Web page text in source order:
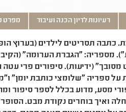
רעיונות לדיון הכנה ועיבוד מפרט
כתבה תסריטים לילדים (בערוץ
מספריה: "הגברת הערומה"
(ידיעות). סיפורים פרי
ספריה "שלומצי כותבת יומן"
מסע, מדוע בכלל לספר סיפור
ואיך בוחרים נקודת מבט.